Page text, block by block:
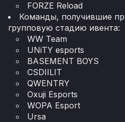
FORZE Reload
Команды, получившие
групповую стадию ивента:
WW Team
UNiTY esports
BASEMENT BOYS
CSDIILIT
QWENTRY
Oxuji Esports
WOPA Esport
Ursa